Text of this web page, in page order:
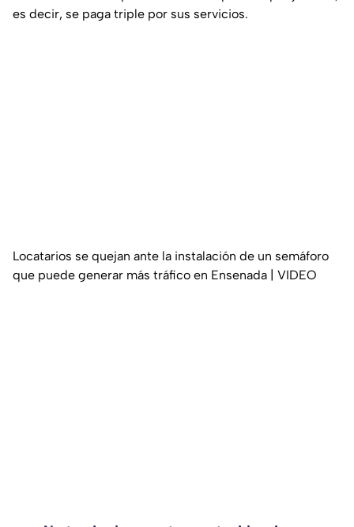
es decir, se paga triple por sus servicios.
Locatarios se quejan ante la instalación de un semáforo
que puede generar más tráfico en Ensenada | VIDEO